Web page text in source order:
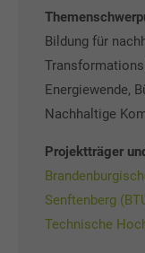
Bildung für
Energiewende,
Nachhaltige
Projektträger
Senftenberg
Technische